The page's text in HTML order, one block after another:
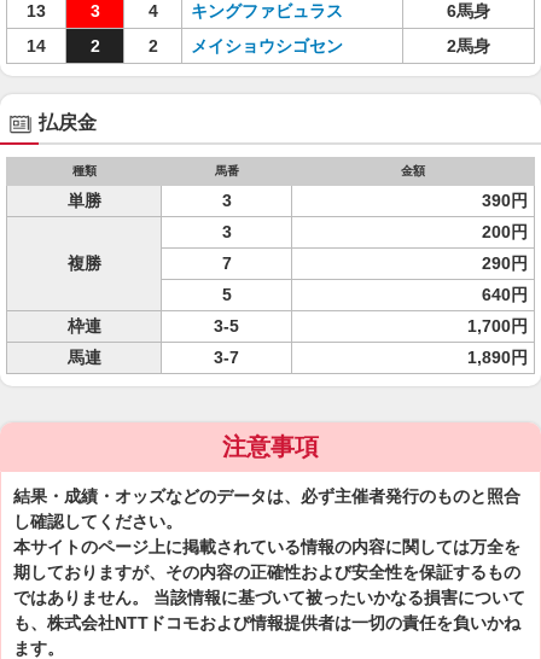
13
3 4 キングファビュラス
6馬身
14
2 2 メイショウシゴセン 2馬身
払戻金
種類 馬番 金額
単勝 3 390円
複勝
3
200円
7
290円
5
640円
枠連
3-5
1,700円
馬連
3-7 1,890円
注意事項
結果・成績・オッズなどのデータは、必ず主催者発行のものと照合
し確認してください。
本サイトのページ上に掲載されている情報の内容に関しては万全を
期しておりますが、その内容の正確性および安全性を保証するもの
ではありません。 当該情報に基づいて被ったいかなる損害について
も、株式会社NTTドコモおよび情報提供者は一切の責任を負いかね
ます。